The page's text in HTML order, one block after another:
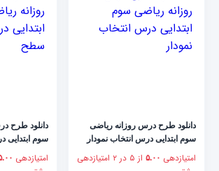
دانلود طرح درس روزانه ریاضی
سوم ابتدایی درس انتخاب نمودار
امتیازدهی ۵.۰۰ از ۵ در ۲ امتیازدهی
دانلود طرح
سوم
امتیازدهی